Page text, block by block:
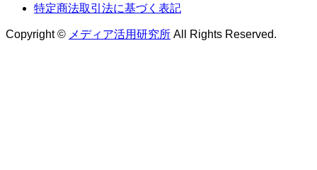
特定商法取引法に基づく表記
Copyright © メディア活用研究所 All Rights Reserved.